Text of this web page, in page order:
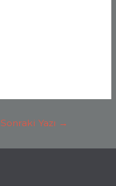
Sonraki Yazı →